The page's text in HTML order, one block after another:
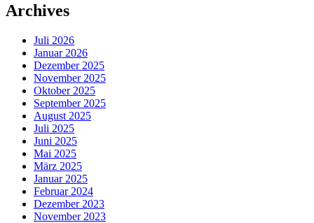
Archives
Juli 2026
Januar 2026
Dezember 2025
November 2025
Oktober 2025
September 2025
August 2025
Juli 2025
Juni 2025
Mai 2025
März 2025
Januar 2025
Februar 2024
Dezember 2023
November 2023